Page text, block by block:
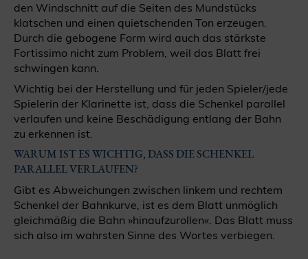
den Windschnitt auf die Seiten des Mundstücks
klatschen und einen quietschenden Ton erzeugen.
Durch die gebogene Form wird auch das stärkste
Fortissimo nicht zum Problem, weil das Blatt frei
schwingen kann.
Wichtig bei der Herstellung und für jeden Spieler/jede
Spielerin der Klarinette ist, dass die Schenkel parallel
verlaufen und keine Beschädigung entlang der Bahn
zu erkennen ist.
WARUM IST ES WICHTIG, DASS DIE SCHENKEL
PARALLEL VERLAUFEN?
Gibt es Abweichungen zwischen linkem und rechtem
Schenkel der Bahnkurve, ist es dem Blatt unmöglich
gleichmäßig die Bahn »hinaufzurollen«. Das Blatt muss
sich also im wahrsten Sinne des Wortes verbiegen.